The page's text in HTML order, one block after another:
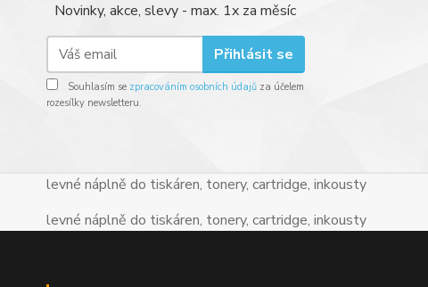
Novinky, akce, slevy - max. 1x za měsíc
Přihlásit se
Souhlasím se zpracováním osobních údajů za účelem
rozesílky newsletteru.
levné náplně do tiskáren, tonery, cartridge, inkousty
levné náplně do tiskáren, tonery, cartridge, inkousty